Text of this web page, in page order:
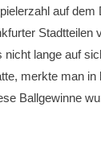
auf
Stadtteilen
nicht lange auf
merkte man in
Ballgewinne